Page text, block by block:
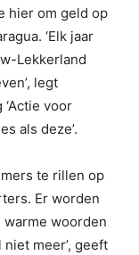
hier om geld op
‘Elk jaar
Lekkerland
legt
voor
als deze’.
te rillen op
Er worden
warme woorden
meer’, geeft